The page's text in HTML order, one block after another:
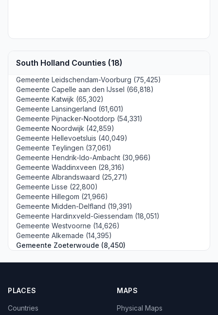
South Holland Counties (18)
Gemeente Leidschendam-Voorburg (75,425)
Gemeente Capelle aan den IJssel (66,818)
Gemeente Katwijk (65,302)
Gemeente Lansingerland (61,601)
Gemeente Pijnacker-Nootdorp (54,331)
Gemeente Noordwijk (42,859)
Gemeente Hellevoetsluis (40,049)
Gemeente Teylingen (37,061)
Gemeente Hendrik-Ido-Ambacht (30,966)
Gemeente Waddinxveen (28,316)
Gemeente Albrandswaard (25,271)
Gemeente Lisse (22,800)
Gemeente Hillegom (21,966)
Gemeente Midden-Delfland (19,391)
Gemeente Hardinxveld-Giessendam (18,051)
Gemeente Westvoorne (14,626)
Gemeente Alkemade (14,395)
Gemeente Zoeterwoude (8,450)
PLACES
Countries
MAPS
Physical Maps